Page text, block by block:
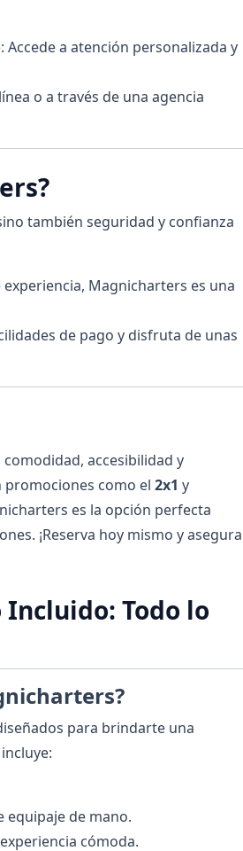
: Accede a atención personalizada y
o a través de una agencia
también seguridad y confianza
experiencia, Magnicharters es una
de pago y disfruta de unas
accesibilidad y
promociones como el 2x1 y
es la opción perfecta
¡Reserva hoy mismo y asegura
Todo lo
para brindarte una
equipaje de mano.
cómoda.